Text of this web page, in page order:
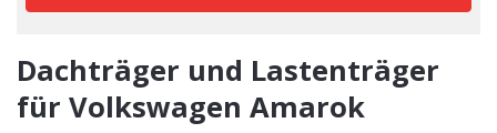
Dachträger und Lastenträger
für Volkswagen Amarok